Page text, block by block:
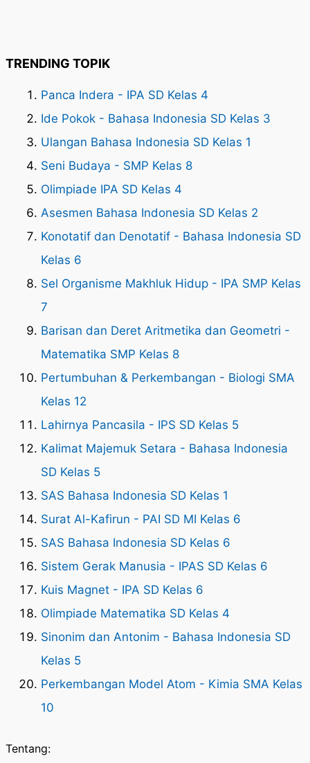
TRENDING TOPIK
Panca Indera - IPA SD Kelas 4
Ide Pokok - Bahasa Indonesia SD Kelas 3
Ulangan Bahasa Indonesia SD Kelas 1
Seni Budaya - SMP Kelas 8
Olimpiade IPA SD Kelas 4
Asesmen Bahasa Indonesia SD Kelas 2
Konotatif dan Denotatif - Bahasa Indonesia SD
Kelas 6
Sel Organisme Makhluk Hidup - IPA SMP Kelas
7
Barisan dan Deret Aritmetika dan Geometri -
Matematika SMP Kelas 8
Pertumbuhan & Perkembangan - Biologi SMA
Kelas 12
Lahirnya Pancasila - IPS SD Kelas 5
Kalimat Majemuk Setara - Bahasa Indonesia
SD Kelas 5
SAS Bahasa Indonesia SD Kelas 1
Surat Al-Kafirun - PAI SD MI Kelas 6
SAS Bahasa Indonesia SD Kelas 6
Sistem Gerak Manusia - IPAS SD Kelas 6
Kuis Magnet - IPA SD Kelas 6
Olimpiade Matematika SD Kelas 4
Sinonim dan Antonim - Bahasa Indonesia SD
Kelas 5
Perkembangan Model Atom - Kimia SMA Kelas
10
Tentang: